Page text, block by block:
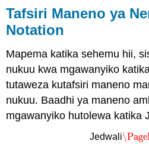
Tafsiri Maneno ya
Notation
Mapema katika sehemu hii,
nukuu kwa mgawanyiko
tutaweza kutafsiri maneno
nukuu. Baadhi ya maneno
mgawanyiko hutolewa katika
Jedwali